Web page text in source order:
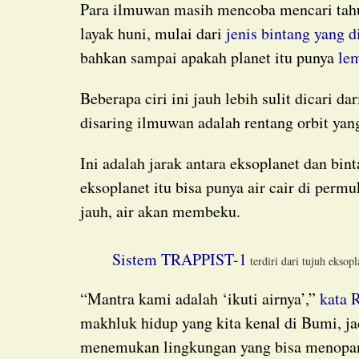
Para ilmuwan masih mencoba mencari tahu karakteristik yang memungkinkan sebuah planet
layak huni, mulai darijenis bintang yang
bahkan sampai apakah planet itu punya
Beberapa ciri ini jauh lebih sulit dicari daripada yang lain, tapi hal pertama yang biasanya
disaring ilmuwan adalah rentang orbit
Ini adalah jarak antara eksoplanet dan bintang induknya, krusial untuk menentukan apakah
eksoplanet itu bisa punya air cair di
jauh, air akan membeku.
Sistem TRAPPIST-1 terdiri dari tujuh
“Mantra kami adalah ‘ikuti airnya’,”kata
makhluk hidup yang kita kenal di Bumi,
menemukan lingkungan yang bisa